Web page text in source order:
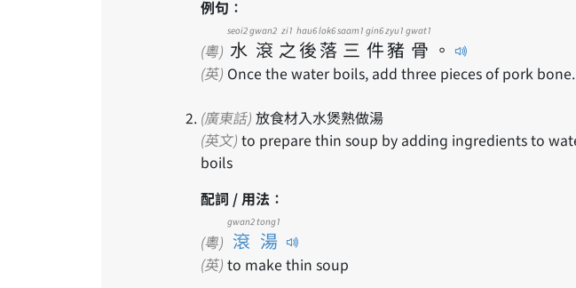
例句：
(粵) 水
seoi2
滾
gwan2
之
zi1
後
hau6
落
lok6
三
saam1
件
gin6
豬
zyu1
骨
gwat1
。
(英) Once the water boils, add three pieces of pork bone.
(廣東話) 放食材入水煲熟做湯
(英文)
boils
配詞 / 用法：
(粵) 滾湯
gwan2 tong1
(英) to make thin soup